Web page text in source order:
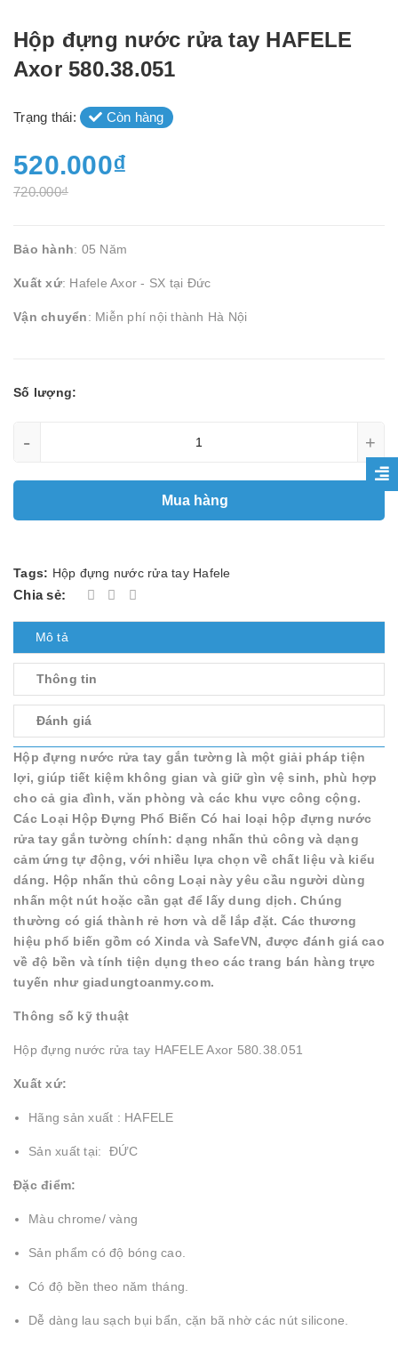
Hộp đựng nước rửa tay HAFELE
Axor 580.38.051
Trạng thái: Còn hàng
520.000₫
720.000₫
Bảo hành: 05 Năm
Xuất xứ: Hafele Axor - SX tại Đức
Vận chuyển: Miễn phí nội thành Hà Nội
Số lượng:
- +
Mua hàng
Tags: Hộp đựng nước rửa tay Hafele
Chia sẻ:
Mô tả
Thông tin
Đánh giá
Hộp đựng nước rửa tay gắn tường là một giải pháp tiện
lợi, giúp tiết kiệm không gian và giữ gìn vệ sinh, phù hợp
cho cả gia đình, văn phòng và các khu vực công cộng.
Các Loại Hộp Đựng Phổ Biến Có hai loại hộp đựng nước
rửa tay gắn tường chính: dạng nhấn thủ công và dạng
cảm ứng tự động, với nhiều lựa chọn về chất liệu và kiểu
dáng. Hộp nhấn thủ công Loại này yêu cầu người dùng
nhấn một nút hoặc cần gạt để lấy dung dịch. Chúng
thường có giá thành rẻ hơn và dễ lắp đặt. Các thương
hiệu phổ biến gồm có Xinda và SafeVN, được đánh giá cao
về độ bền và tính tiện dụng theo các trang bán hàng trực
tuyến như giadungtoanmy.com.
Thông số kỹ thuật
Hộp đựng nước rửa tay HAFELE Axor 580.38.051
Xuất xứ:
Hãng sản xuất : HAFELE
Sản xuất tại: ĐỨC
Đặc điểm:
Màu chrome/ vàng
Sản phẩm có độ bóng cao.
Có độ bền theo năm tháng.
Dễ dàng lau sạch bụi bẩn, cặn bã nhờ các nút silicone.